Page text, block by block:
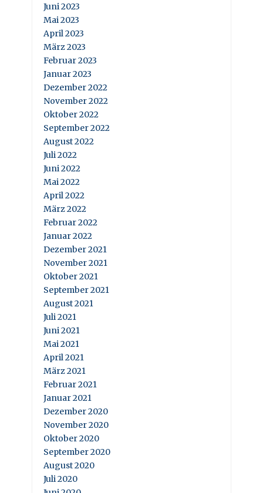
Juni 2023
Mai 2023
April 2023
März 2023
Februar 2023
Januar 2023
Dezember 2022
November 2022
Oktober 2022
September 2022
August 2022
Juli 2022
Juni 2022
Mai 2022
April 2022
März 2022
Februar 2022
Januar 2022
Dezember 2021
November 2021
Oktober 2021
September 2021
August 2021
Juli 2021
Juni 2021
Mai 2021
April 2021
März 2021
Februar 2021
Januar 2021
Dezember 2020
November 2020
Oktober 2020
September 2020
August 2020
Juli 2020